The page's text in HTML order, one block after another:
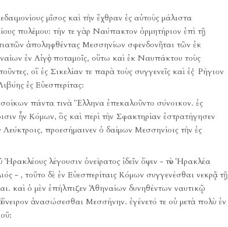
μῖσος καὶ τὴν ἔχθραν ἐς αὐτοὺς μάλιστα
πολέμου: τήν τε γὰρ Ναύπακτον ὁρμητήριον ἐπὶ τῇ
ἀποληφθέντας Μεσσηνίων σφενδονῆται τῶν ἐκ
ἐν Αἰγὸς ποταμοῖς, οὕτω καὶ ἐκ Ναυπάκτου τοὺς
οἳ ἐς Σικελίαν τε παρὰ τοὺς συγγενεῖς καὶ ἐς Ῥήγιον
ἐς Εὐεσπερίτας:
πάντα τινὰ Ἕλληνα ἐπεκαλοῦντο σύνοικον. ἐς
ἦν Κόμων, ὃς καὶ περὶ τὴν Σφακτηρίαν ἐστρατήγησεν
προεσήμαινεν ὁ δαίμων Μεσσηνίοις τὴν ἐς
λέγουσιν ὀνείρατος ἰδεῖν ὄψιν - τὸν Ἡρακλέα
- , τοῦτο δὲ ἐν Εὐεσπερίταις Κόμων συγγενέσθαι νεκρᾷ τῇ
καὶ ὁ μὲν ἐπήλπιζεν Ἀθηναίων δυνηθέντων ναυτικῷ
ὄνειρον ἀνασώσεσθαι Μεσσήνην. ἐγένετό τε οὐ μετὰ πολὺ ἐν